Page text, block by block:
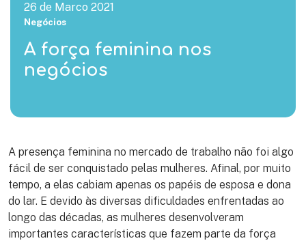
26 de Marco 2021
Negócios
A força feminina nos
negócios
A presença feminina no mercado de trabalho não foi algo
fácil de ser conquistado pelas mulheres. Afinal, por muito
tempo, a elas cabiam apenas os papéis de esposa e dona
do lar. E devido às diversas dificuldades enfrentadas ao
longo das décadas, as mulheres desenvolveram
importantes características que fazem parte da força